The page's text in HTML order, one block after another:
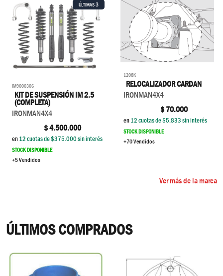
ÚLTIMAS3
IM9000306
KIT DE SUSPENSIÓN IM 2.5
(COMPLETA)
IRONMAN4X4
$4.500.000
en12cuotas de $375.000sin interés
STOCK DISPONIBLE
+5 Vendidos
1208K
RELOCALIZADOR CARDAN
IRONMAN4X4
$70.000
en12cuotas de $5.833sin interés
STOCK DISPONIBLE
+70 Vendidos
Ver más de la marca
ÚLTIMOS COMPRADOS